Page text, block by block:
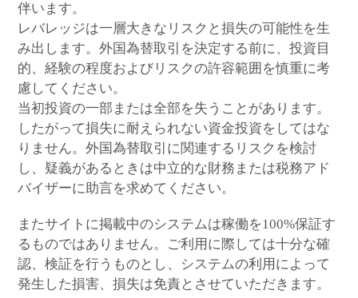
伴います。
レバレッジは一層大きなリスクと損失の可能性を生
み出します。外国為替取引を決定する前に、投資目
的、経験の程度およびリスクの許容範囲を慎重に考
慮してください。
当初投資の一部または全部を失うことがあります。
したがって損失に耐えられない資金投資をしてはな
りません。外国為替取引に関連するリスクを検討
し、疑義があるときは中立的な財務または税務アド
バイザーに助言を求めてください。
またサイトに掲載中のシステムは稼働を100%保証す
るものではありません。ご利用に際しては十分な確
認、検証を行うものとし、システムの利用によって
発生した損害、損失は免責とさせていただきます。